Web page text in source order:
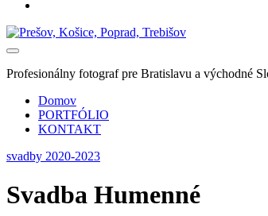
Svadobný
fotograf
Zalibera
Spišská
Nová
Profesionálny fotograf pre Bratislavu a východné
Domov
PORTFÓLIO
KONTAKT
svadby 2020-2023
Svadba Humenné